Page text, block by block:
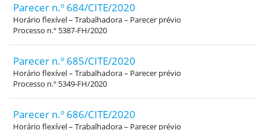
Parecer n.º 684/CITE/2020
Horário flexível – Trabalhadora – Parecer prévio
Processo n.º 5387-FH/2020
Parecer n.º 685/CITE/2020
Horário flexível – Trabalhadora – Parecer prévio
Processo n.º 5349-FH/2020
Parecer n.º 686/CITE/2020
Horário flexível – Trabalhadora – Parecer prévio